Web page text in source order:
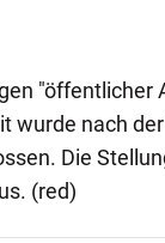
"öffentlicher
wurde nach
Die
(red)